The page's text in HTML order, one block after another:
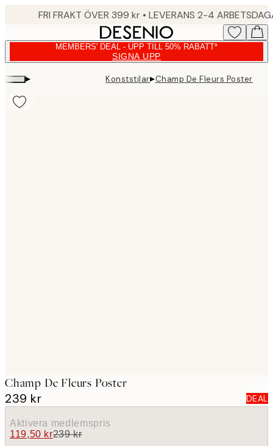
FRI FRAKT ÖVER 399 kr • LEVERANS 2-4
MEMBERS' DEAL - UPP TILL 50% RABATT*
SIGNA UPP
▸ Konststilar▸Champ De Fleurs Poster
Champ De Fleurs Poster
239 kr DEAL
Aktivera medlemspris
119,50 kr239 kr